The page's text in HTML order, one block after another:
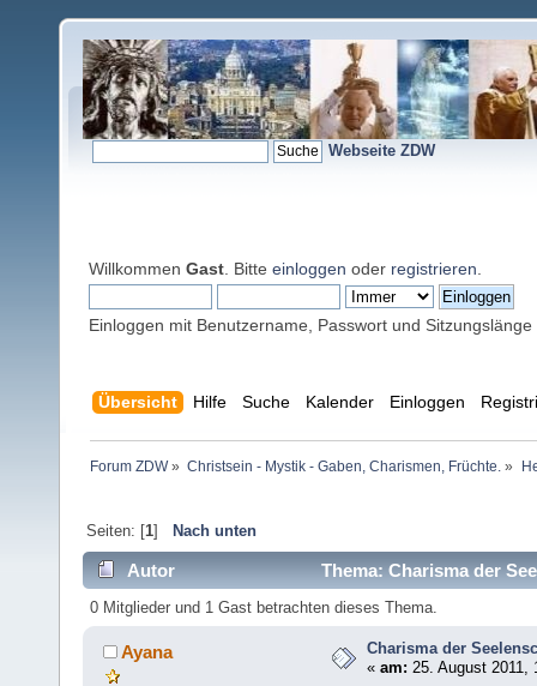
Webseite ZDW
Willkommen Gast . Bitte einloggen oder registrieren
Einloggen mit Benutzername, Passwort und Sitzungslänge
Übersicht Hilfe Suche Kalender Einloggen
Forum ZDW» Christsein - Mystik - Gaben, Charismen, Früchte. »
Seiten: [1] Nach unten
Autor Thema: Charisma der
0 Mitglieder und 1 Gast betrachten dieses Thema.
Ayana
Charisma der
«am: 25. August 2011,